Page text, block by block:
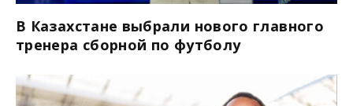
В Казахстане выбрали нового главного
тренера сборной по футболу